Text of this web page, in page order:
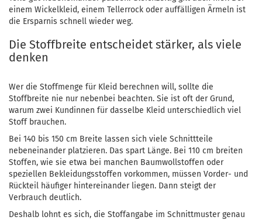
einem Wickelkleid, einem Tellerrock oder auffälligen Ärmeln ist
die Ersparnis schnell wieder weg.
Die Stoffbreite entscheidet stärker, als viele
denken
Wer die Stoffmenge für Kleid berechnen will, sollte die
Stoffbreite nie nur nebenbei beachten. Sie ist oft der Grund,
warum zwei Kundinnen für dasselbe Kleid unterschiedlich viel
Stoff brauchen.
Bei 140 bis 150 cm Breite lassen sich viele Schnittteile
nebeneinander platzieren. Das spart Länge. Bei 110 cm breiten
Stoffen, wie sie etwa bei manchen Baumwollstoffen oder
speziellen Bekleidungsstoffen vorkommen, müssen Vorder- und
Rückteil häufiger hintereinander liegen. Dann steigt der
Verbrauch deutlich.
Deshalb lohnt es sich, die Stoffangabe im Schnittmuster genau